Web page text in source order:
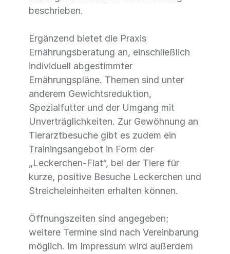
beschrieben.
Ergänzend bietet die Praxis
Ernährungsberatung an, einschließlich
individuell abgestimmter
Ernährungspläne. Themen sind unter
anderem Gewichtsreduktion,
Spezialfutter und der Umgang mit
Unverträglichkeiten. Zur Gewöhnung an
Tierarztbesuche gibt es zudem ein
Trainingsangebot in Form der
„Leckerchen-Flat“, bei der Tiere für
kurze, positive Besuche Leckerchen und
Streicheleinheiten erhalten können.
Öffnungszeiten sind angegeben;
weitere Termine sind nach Vereinbarung
möglich. Im Impressum wird außerdem